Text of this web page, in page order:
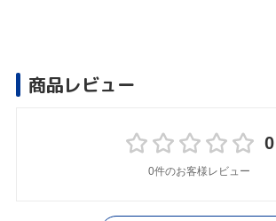
商品レビュー
0
0件のお客様レビュー